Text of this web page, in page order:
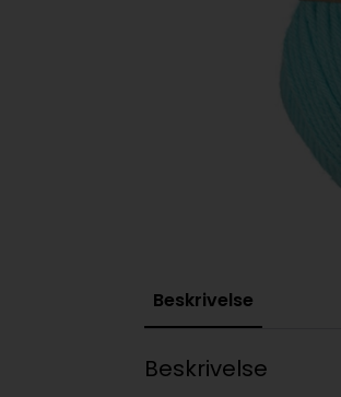
Beskrivelse
Beskrivelse